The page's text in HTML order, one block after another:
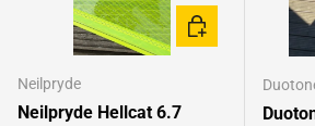
Neilpryde
Neilpryde Hellcat 6.7
IN DEN